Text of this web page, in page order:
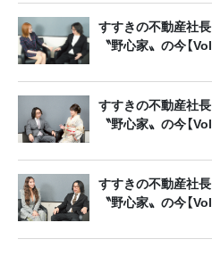
すすきの不動産社
〝野心家〟の今【
すすきの不動産社
〝野心家〟の今【
すすきの不動産社
〝野心家〟の今【